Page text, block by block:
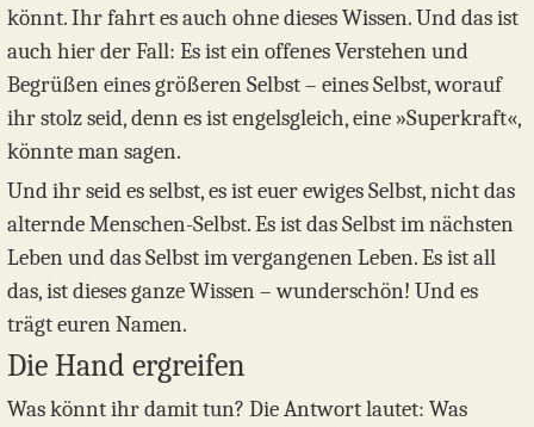
könnt. Ihr fahrt es auch ohne dieses Wissen. Und das ist
auch hier der Fall: Es ist ein offenes Verstehen und
Begrüßen eines größeren Selbst – eines Selbst, worauf
ihr stolz seid, denn es ist engelsgleich, eine »Superkraft«,
könnte man sagen.
Und ihr seid es selbst, es ist euer ewiges Selbst, nicht das
alternde Menschen-Selbst. Es ist das Selbst im nächsten
Leben und das Selbst im vergangenen Leben. Es ist all
das, ist dieses ganze Wissen – wunderschön! Und es
trägt euren Namen.
Die Hand ergreifen
Was könnt ihr damit tun? Die Antwort lautet: Was